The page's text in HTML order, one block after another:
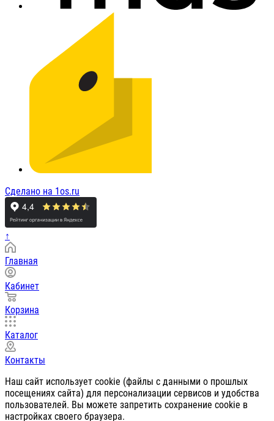
Сделано на 1os.ru
↑
Главная
Кабинет
Корзина
Каталог
Контакты
Наш сайт использует cookie (файлы с данными о прошлых
посещениях сайта) для персонализации сервисов и удобства
пользователей. Вы можете запретить сохранение cookie в
настройках своего браузера.